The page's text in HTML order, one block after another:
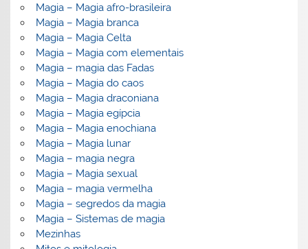
Magia – Magia afro-brasileira
Magia – Magia branca
Magia – Magia Celta
Magia – Magia com elementais
Magia – magia das Fadas
Magia – Magia do caos
Magia – Magia draconiana
Magia – Magia egípcia
Magia – Magia enochiana
Magia – Magia lunar
Magia – magia negra
Magia – Magia sexual
Magia – magia vermelha
Magia – segredos da magia
Magia – Sistemas de magia
Mezinhas